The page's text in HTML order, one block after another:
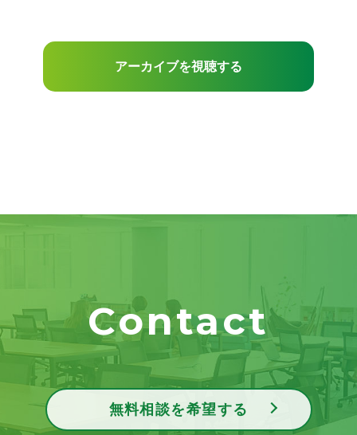
アーカイブを視聴する
Contact
無料相談を希望する